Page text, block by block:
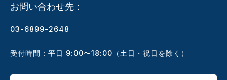
お問い合わせ先：
03-6899-2648
受付時間：平日 9:00〜18:00（土日・祝日を除く）